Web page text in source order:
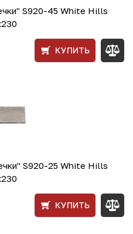
S920-45 White Hills
КУПИТЬ
S920-25 White Hills
КУПИТЬ